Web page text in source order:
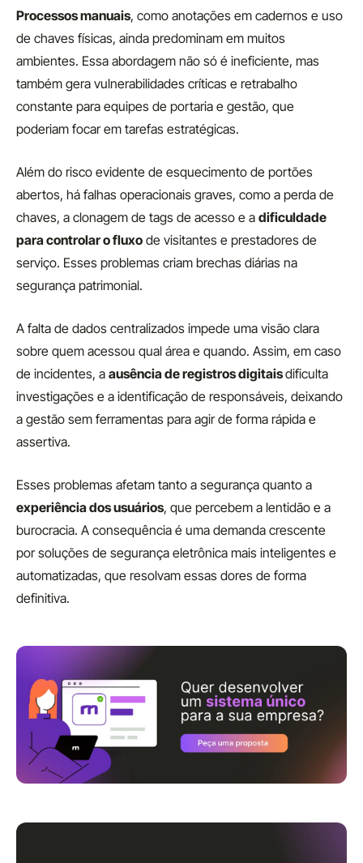
Processos manuais, como anotações em cadernos e uso
de chaves físicas, ainda predominam em muitos
ambientes. Essa abordagem não só é ineficiente, mas
também gera vulnerabilidades críticas e retrabalho
constante para equipes de portaria e gestão, que
poderiam focar em tarefas estratégicas.
Além do risco evidente de esquecimento de portões
abertos, há falhas operacionais graves, como a perda de
chaves, a clonagem de tags de acesso e a dificuldade
para controlar o fluxo de visitantes e prestadores de
serviço. Esses problemas criam brechas diárias na
segurança patrimonial.
A falta de dados centralizados impede uma visão clara
sobre quem acessou qual área e quando. Assim, em caso
de incidentes, a ausência de registros digitaisdificulta
investigações e a identificação de responsáveis, deixando
a gestão sem ferramentas para agir de forma rápida e
assertiva.
Esses problemas afetam tanto a segurança quanto a
experiência dos usuários, que percebem a lentidão e a
burocracia. A consequência é uma demanda crescente
por soluções de segurança eletrônica mais inteligentes e
automatizadas, que resolvam essas dores de forma
definitiva.